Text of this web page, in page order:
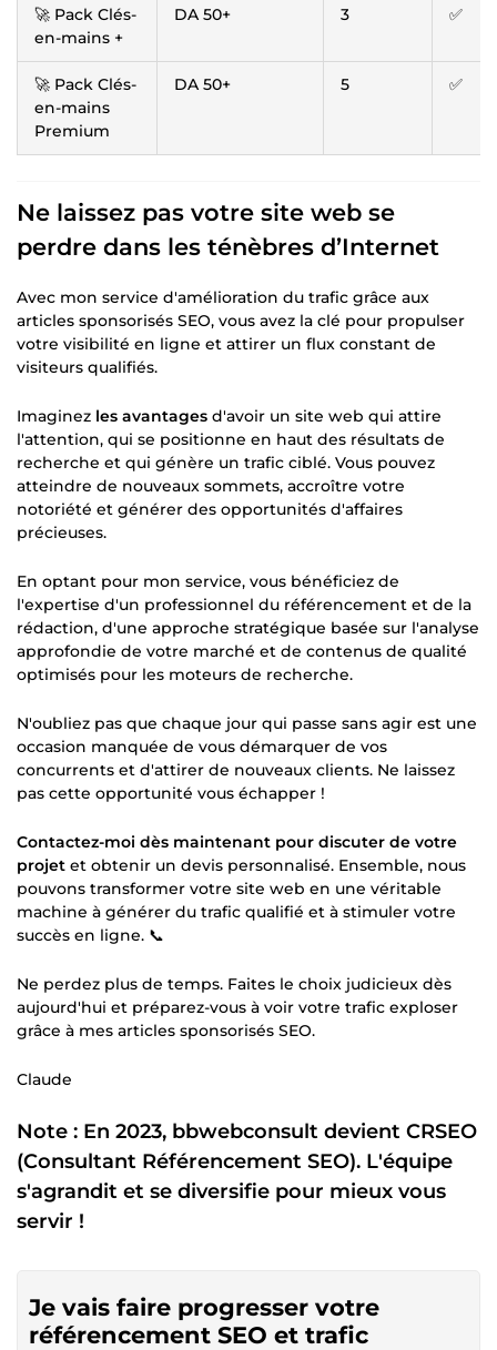
🚀 Pack Clés-
en-mains +
DA 50+ 3 ✅
🚀 Pack Clés-
en-mains
Premium
DA 50+ 5 ✅
Ne laissez pas votre site web se
perdre dans les ténèbres d’Internet
Avec mon service d'amélioration du trafic grâce aux
articles sponsorisés SEO, vous avez la clé pour propulser
votre visibilité en ligne et attirer un flux constant de
visiteurs qualifiés.
Imaginez les avantages d'avoir un site web qui attire
l'attention, qui se positionne en haut des résultats de
recherche et qui génère un trafic ciblé. Vous pouvez
atteindre de nouveaux sommets, accroître votre
notoriété et générer des opportunités d'affaires
précieuses.
En optant pour mon service, vous bénéficiez de
l'expertise d'un professionnel du référencement et de la
rédaction, d'une approche stratégique basée sur l'analyse
approfondie de votre marché et de contenus de qualité
optimisés pour les moteurs de recherche.
N'oubliez pas que chaque jour qui passe sans agir est une
occasion manquée de vous démarquer de vos
concurrents et d'attirer de nouveaux clients. Ne laissez
pas cette opportunité vous échapper !
Contactez-moi dès maintenant pour discuter de votre
projet et obtenir un devis personnalisé. Ensemble, nous
pouvons transformer votre site web en une véritable
machine à générer du trafic qualifié et à stimuler votre
succès en ligne. 📞
Ne perdez plus de temps. Faites le choix judicieux dès
aujourd'hui et préparez-vous à voir votre trafic exploser
grâce à mes articles sponsorisés SEO.
Claude
Note : En 2023, bbwebconsult devient CRSEO
(Consultant Référencement SEO). L'équipe
s'agrandit et se diversifie pour mieux vous
servir !
Je vais faire progresser votre
référencement SEO et trafic